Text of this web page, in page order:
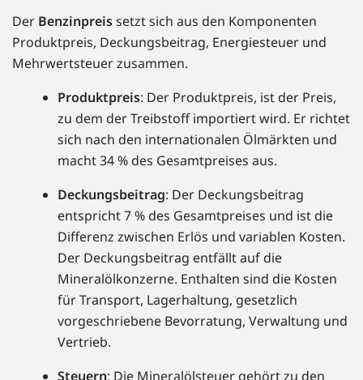
Der Benzinpreissetzt sich aus den Komponenten
Produktpreis, Deckungsbeitrag, Energiesteuer und
Mehrwertsteuer zusammen.
Produktpreis: Der Produktpreis, ist der Preis,
zu dem der Treibstoff importiert wird. Er richtet
sich nach den internationalen Ölmärkten und
macht 34 % des Gesamtpreises aus.
Deckungsbeitrag: Der Deckungsbeitrag
entspricht 7 % des Gesamtpreises und ist die
Differenz zwischen Erlös und variablen Kosten.
Der Deckungsbeitrag entfällt auf die
Mineralölkonzerne. Enthalten sind die Kosten
für Transport, Lagerhaltung, gesetzlich
vorgeschriebene Bevorratung, Verwaltung und
Vertrieb.
Steuern: Die Mineralölsteuer gehört zu den